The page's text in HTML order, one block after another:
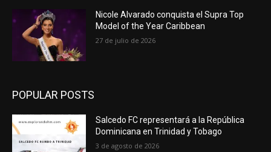
Nicole Alvarado conquista el Supra Top
Model of the Year Caribbean
27 de julio de 2026
POPULAR POSTS
Salcedo FC representará a la República
Dominicana en Trinidad y Tobago
3 de agosto de 2026